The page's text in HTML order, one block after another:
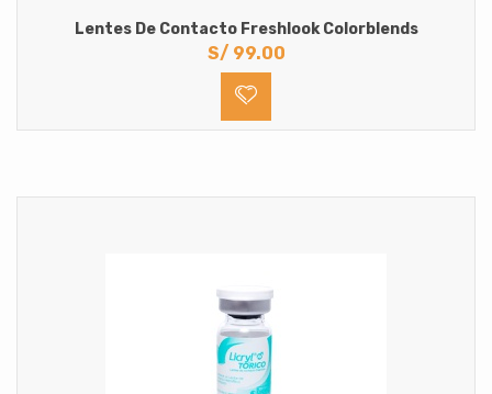
Lentes De Contacto Freshlook Colorblends
S/ 99.00